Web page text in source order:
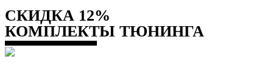
СКИДКА 12%
КОМПЛЕКТЫ ТЮНИНГА